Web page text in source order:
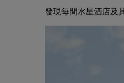
發現每間水星酒店及